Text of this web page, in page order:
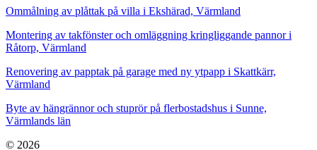
Ommålning av plåttak på villa i Ekshärad, Värmland
Montering av takfönster och omläggning kringliggande pannor i
Råtorp, Värmland
Renovering av papptak på garage med ny ytpapp i Skattkärr,
Värmland
Byte av hängrännor och stuprör på flerbostadshus i Sunne,
Värmlands län
© 2026